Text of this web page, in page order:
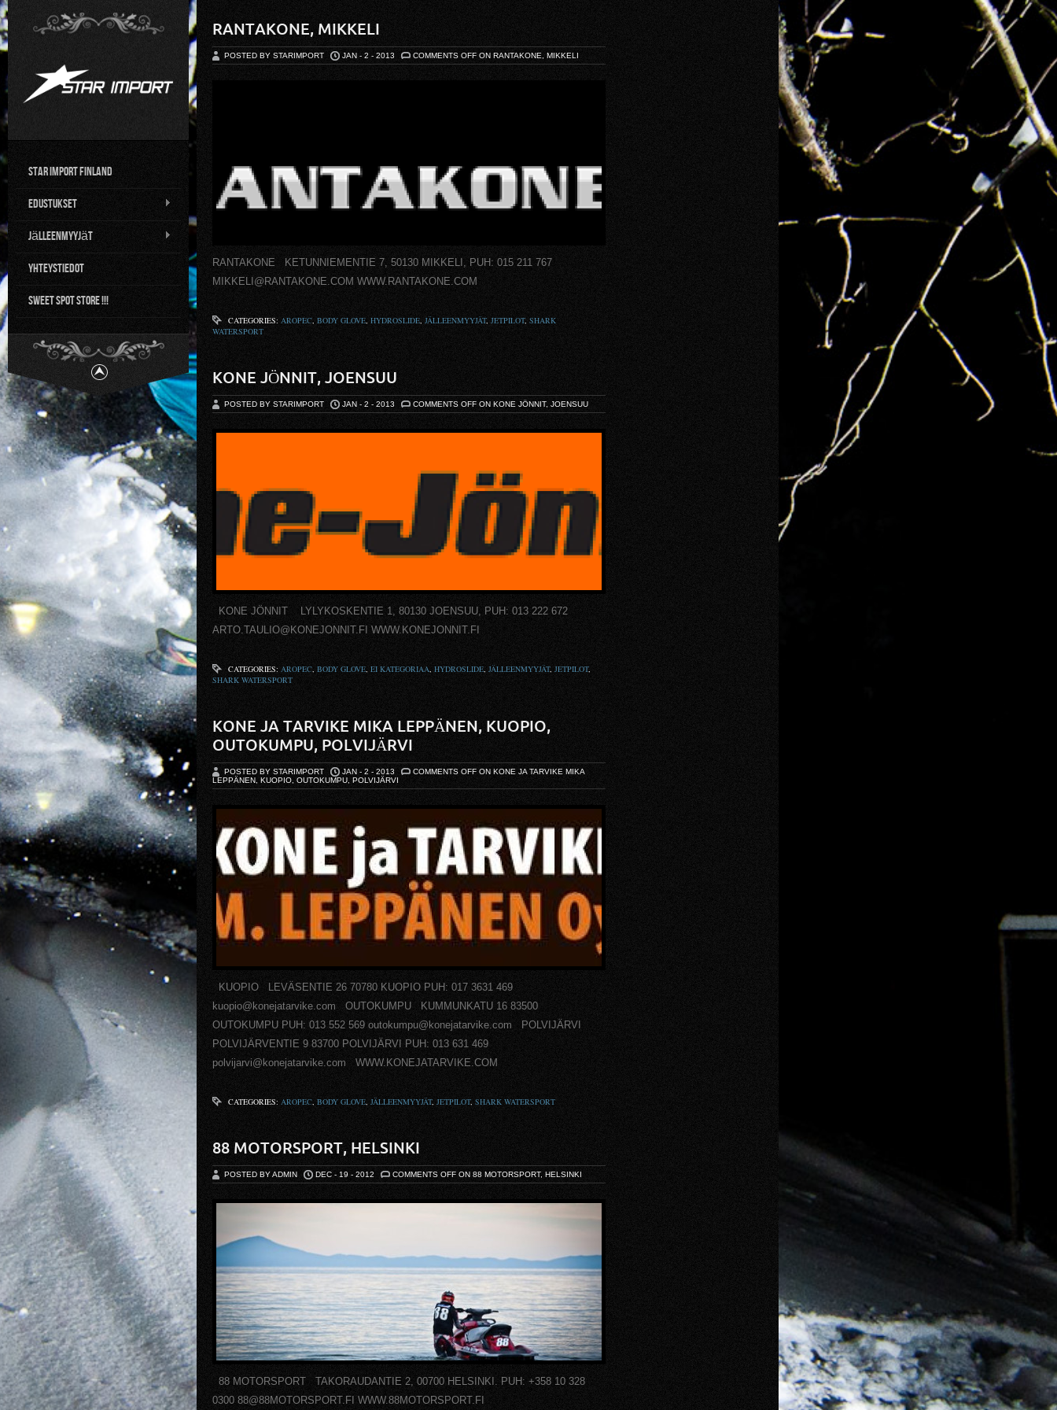
Star Import Finland
Edustukset
Jälleenmyyjät
Yhteystiedot
Sweet Spot Store !!!
RANTAKONE, MIKKELI
POSTED BY STARIMPORT JAN - 2 - 2013 COMMENTS OFF ON RANTAKONE, MIKKELI
RANTAKONE KETUNNIEMENTIE 7, 50130 MIKKELI, PUH: 015 211 767
MIKKELI@RANTAKONE.COM WWW.RANTAKONE.COM
CATEGORIES: AROPEC, BODY GLOVE, HYDROSLIDE, JÄLLEENMYYJÄT, JETPILOT, SHARK
WATERSPORT
KONE JÖNNIT, JOENSUU
POSTED BY STARIMPORT JAN - 2 - 2013 COMMENTS OFF ON KONE JÖNNIT, JOENSUU
KONE JÖNNIT LYLYKOSKENTIE 1, 80130 JOENSUU, PUH: 013 222 672
ARTO.TAULIO@KONEJONNIT.FI WWW.KONEJONNIT.FI
CATEGORIES: AROPEC, BODY GLOVE, EI KATEGORIAA, HYDROSLIDE, JÄLLEENMYYJÄT, JETPILOT,
SHARK WATERSPORT
KONE JA TARVIKE MIKA LEPPÄNEN, KUOPIO,
OUTOKUMPU, POLVIJÄRVI
POSTED BY STARIMPORT JAN - 2 - 2013 COMMENTS OFF ON KONE JA TARVIKE MIKA
LEPPÄNEN, KUOPIO, OUTOKUMPU, POLVIJÄRVI
KUOPIO LEVÄSENTIE 26 70780 KUOPIO PUH: 017 3631 469
kuopio@konejatarvike.com OUTOKUMPU KUMMUNKATU 16 83500
OUTOKUMPU PUH: 013 552 569 outokumpu@konejatarvike.com POLVIJÄRVI
POLVIJÄRVENTIE 9 83700 POLVIJÄRVI PUH: 013 631 469
polvijarvi@konejatarvike.com WWW.KONEJATARVIKE.COM
CATEGORIES: AROPEC, BODY GLOVE, JÄLLEENMYYJÄT, JETPILOT, SHARK WATERSPORT
88 MOTORSPORT, HELSINKI
POSTED BY ADMIN DEC - 19 - 2012 COMMENTS OFF ON 88 MOTORSPORT, HELSINKI
88 MOTORSPORT TAKORAUDANTIE 2, 00700 HELSINKI. PUH: +358 10 328
0300 88@88MOTORSPORT.FI WWW.88MOTORSPORT.FI